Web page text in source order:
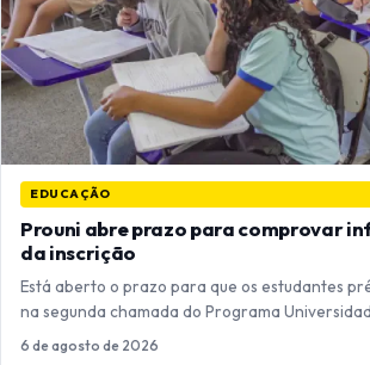
EDUCAÇÃO
Prouni abre prazo para comprovar
da inscrição
Está aberto o prazo para que os estudantes
na segunda chamada do Programa
6 de agosto de 2026